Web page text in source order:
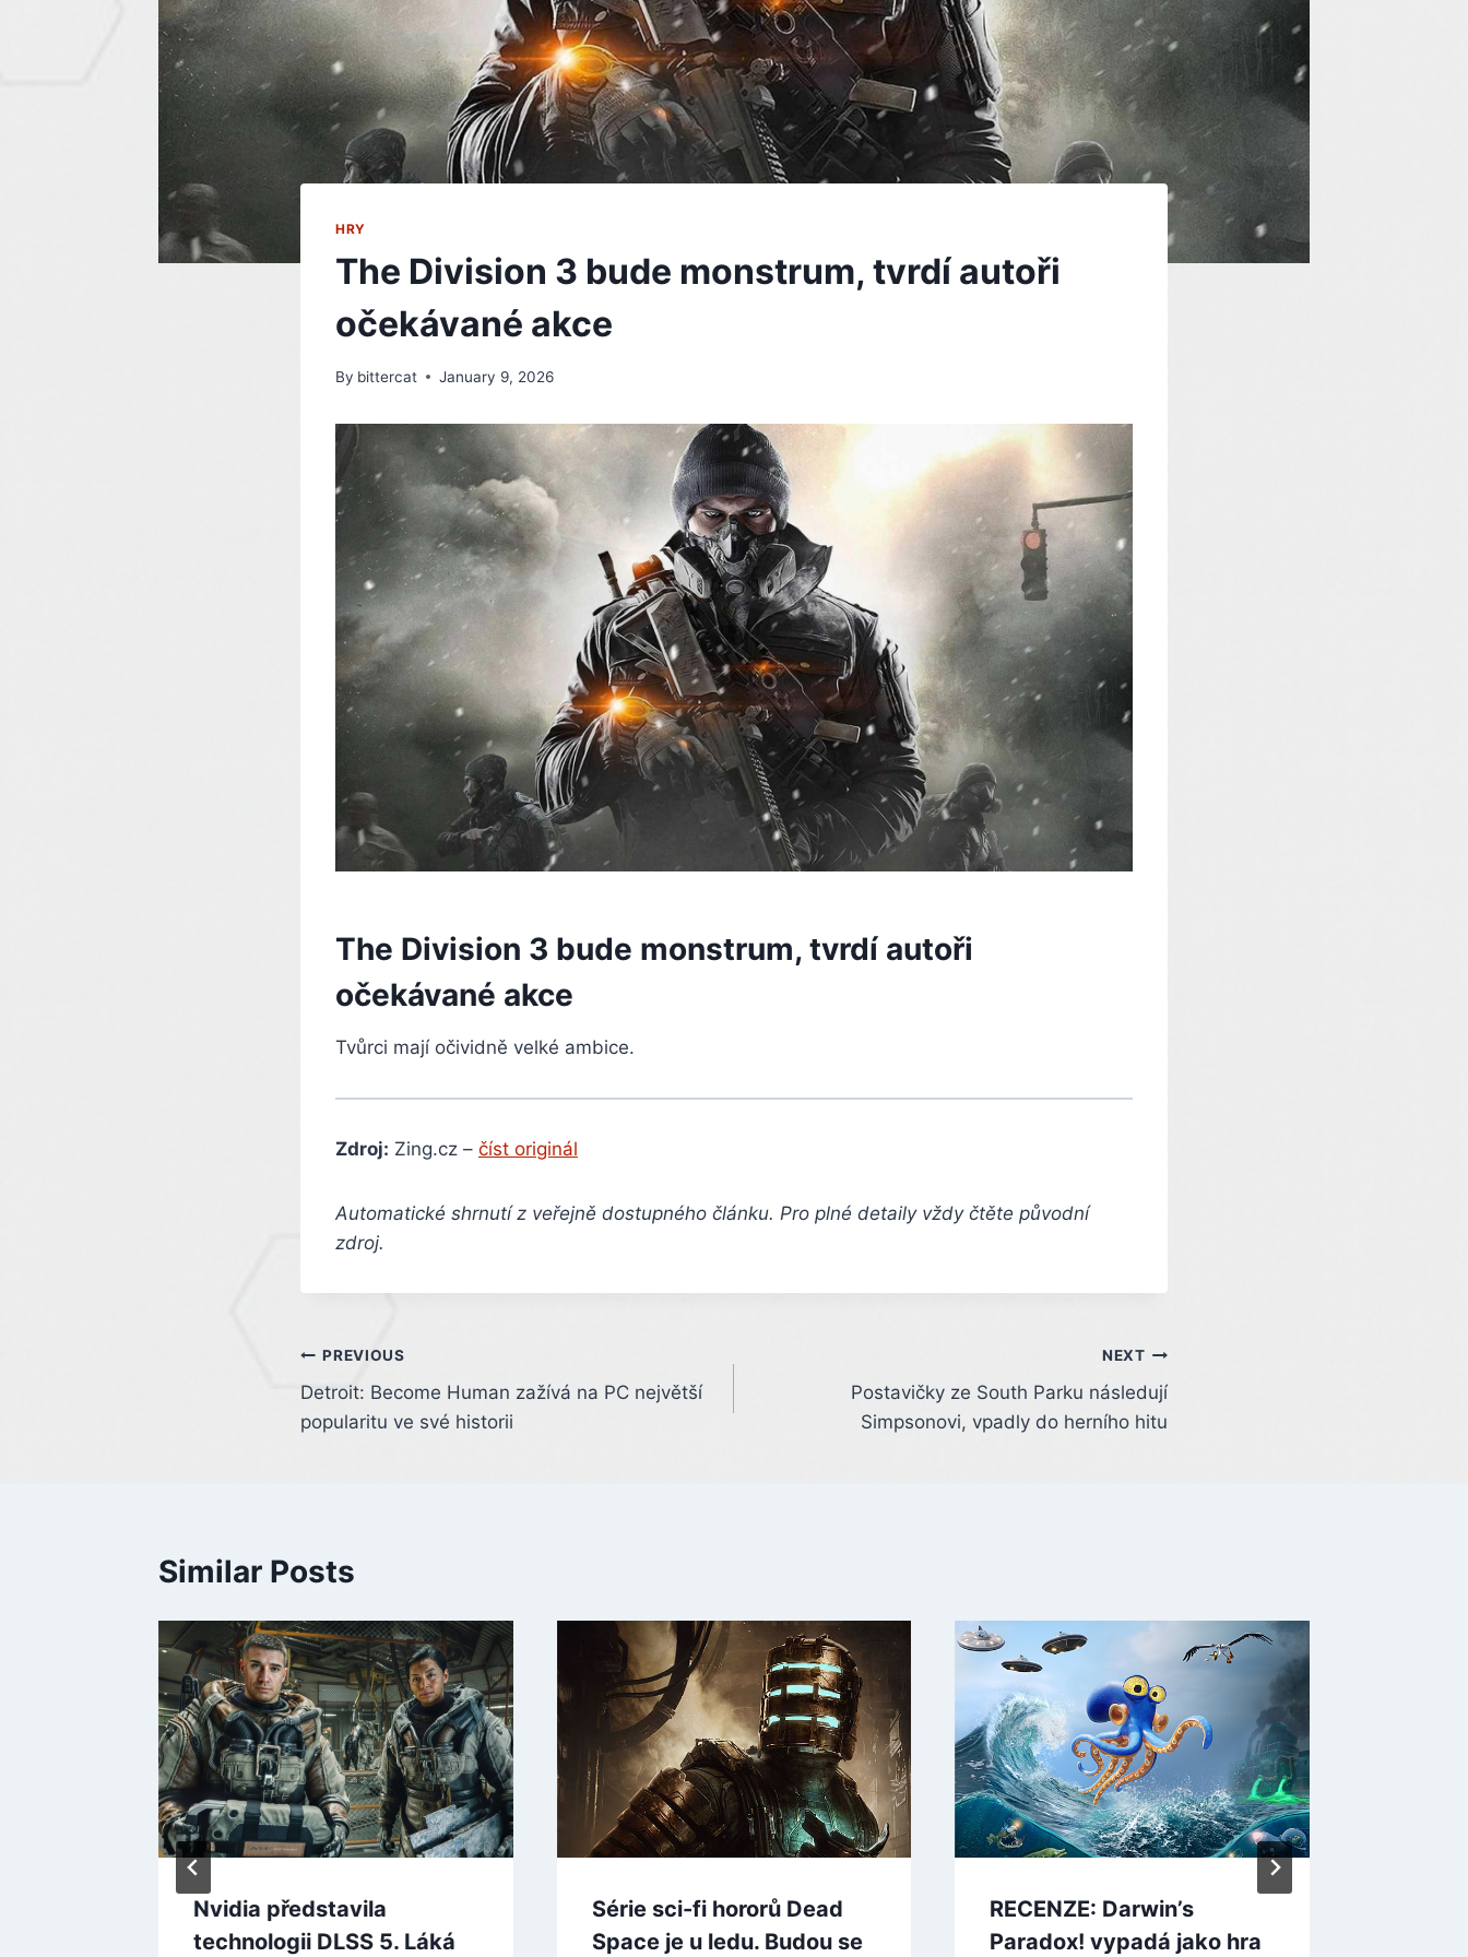
HRY
The Division 3 bude monstrum, tvrdí autoři
očekávané akce
By bittercat January 9, 2026
The Division 3 bude monstrum, tvrdí autoři
očekávané akce
Tvůrci mají očividně velké ambice.
Zdroj: Zing.cz – číst originál
Automatické shrnutí z veřejně dostupného článku. Pro plné detaily vždy čtěte původní
zdroj.
Post
navigation
PREVIOUS
Detroit: Become Human zažívá na PC největší
popularitu ve své historii
NEXT
Postavičky ze South Parku následují
Simpsonovi, vpadly do herního hitu
Similar Posts
Nvidia představila
technologii DLSS 5. Láká
Série sci-fi hororů Dead
Space je u ledu. Budou se
RECENZE: Darwin’s
Paradox! vypadá jako hra